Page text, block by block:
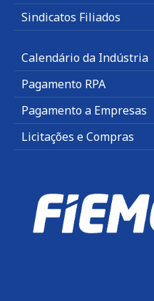
Sindicatos Filiados
Calendário da Indústria
Pagamento RPA
Pagamento a Empresas
Licitações e Compras